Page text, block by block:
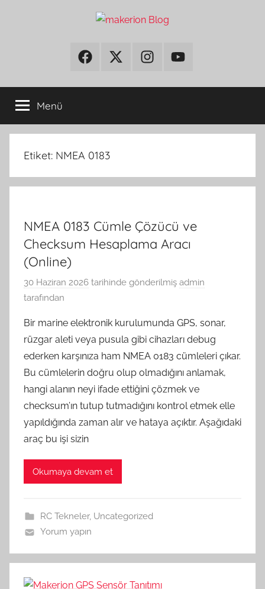
makerionFacebookTwitter InstagramYoutube
Menü
Etiket: NMEA 0183
NMEA 0183 Cümle Çözücü ve
Checksum Hesaplama Aracı
(Online)
30 Haziran 2026 tarihinde gönderilmiş admin
tarafından
Bir marine elektronik kurulumunda GPS, sonar,
rüzgar aleti veya pusula gibi cihazları debug
ederken karşınıza ham NMEA 0183 cümleleri çıkar.
Bu cümlelerin doğru olup olmadığını anlamak,
hangi alanın neyi ifade ettiğini çözmek ve
checksum’ın tutup tutmadığını kontrol etmek elle
yapıldığında zaman alır ve hataya açıktır. Aşağıdaki
araç bu işi sizin
Okumaya devam et
RC Tekneler, Uncategorized
Yorum yapın